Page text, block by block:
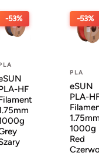
-53%
HF
-53%
PLA
eSUN
PLA-
1000g
Red